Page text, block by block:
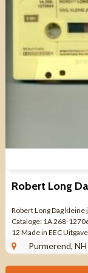
Robert Long Dag
Cataloge: 1A 268-
12 Made in EEC
GOED ALS NIEUW ...
Purmerend, NH